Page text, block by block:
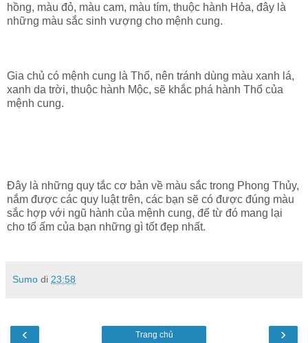
hồng, màu đỏ, màu cam, màu tím, thuộc hành Hỏa, đây là
những màu sắc sinh vượng cho mệnh cung.
Gia chủ có mệnh cung là Thổ, nên tránh dùng màu xanh lá,
xanh da trời, thuộc hành Mộc, sẽ khắc phá hành Thổ của
mệnh cung.
Đây là những quy tắc cơ bản về màu sắc trong Phong Thủy,
nắm được các quy luật trên, các bạn sẽ có được đúng màu
sắc hợp với ngũ hành của mệnh cung, để từ đó mang lại
cho tổ ấm của bạn những gì tốt đẹp nhất.
Sumo di 23:58
‹ ›
Trang chủ